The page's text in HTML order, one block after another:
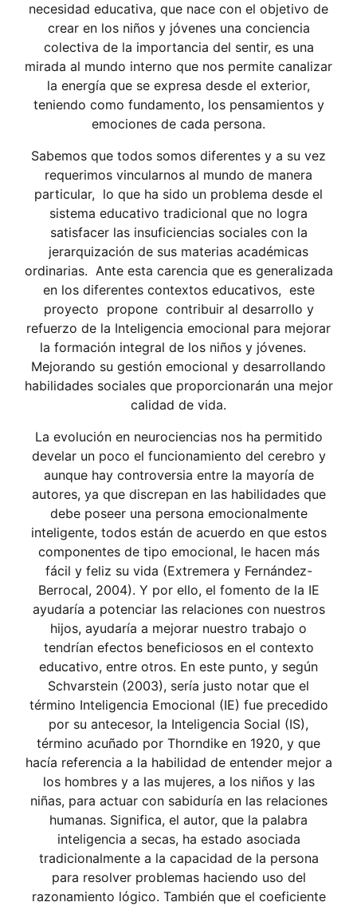
necesidad educativa, que nace con el objetivo de
crear en los niños y jóvenes una conciencia
colectiva de la importancia del sentir, es una
mirada al mundo interno que nos permite canalizar
la energía que se expresa desde el exterior,
teniendo como fundamento, los pensamientos y
emociones de cada persona.
Sabemos que todos somos diferentes y a su vez
requerimos vincularnos al mundo de manera
particular, lo que ha sido un problema desde el
sistema educativo tradicional que no logra
satisfacer las insuficiencias sociales con la
jerarquización de sus materias académicas
ordinarias. Ante esta carencia que es generalizada
en los diferentes contextos educativos, este
proyecto propone contribuir al desarrollo y
refuerzo de la Inteligencia emocional para mejorar
la formación integral de los niños y jóvenes.
Mejorando su gestión emocional y desarrollando
habilidades sociales que proporcionarán una mejor
calidad de vida.
La evolución en neurociencias nos ha permitido
develar un poco el funcionamiento del cerebro y
aunque hay controversia entre la mayoría de
autores, ya que discrepan en las habilidades que
debe poseer una persona emocionalmente
inteligente, todos están de acuerdo en que estos
componentes de tipo emocional, le hacen más
fácil y feliz su vida (Extremera y Fernández-
Berrocal, 2004). Y por ello, el fomento de la IE
ayudaría a potenciar las relaciones con nuestros
hijos, ayudaría a mejorar nuestro trabajo o
tendrían efectos beneficiosos en el contexto
educativo, entre otros. En este punto, y según
Schvarstein (2003), sería justo notar que el
término Inteligencia Emocional (IE) fue precedido
por su antecesor, la Inteligencia Social (IS),
término acuñado por Thorndike en 1920, y que
hacía referencia a la habilidad de entender mejor a
los hombres y a las mujeres, a los niños y las
niñas, para actuar con sabiduría en las relaciones
humanas. Significa, el autor, que la palabra
inteligencia a secas, ha estado asociada
tradicionalmente a la capacidad de la persona
para resolver problemas haciendo uso del
razonamiento lógico. También que el coeficiente